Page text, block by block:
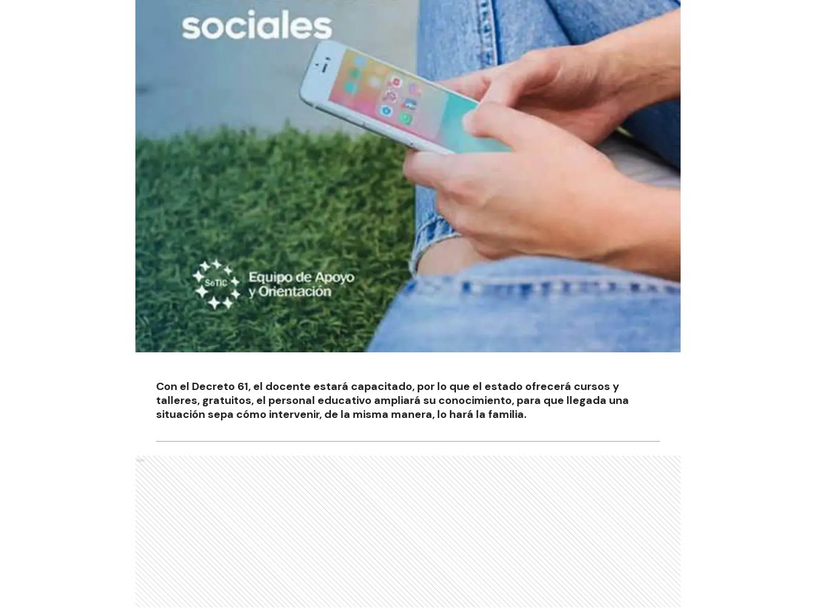
Con el Decreto 61, el docente estará capacitado, por lo que el estado ofrecerá cursos y
talleres, gratuitos, el personal educativo ampliará su conocimiento, para que llegada una
situación sepa cómo intervenir, de la misma manera, lo hará la familia.
Ads